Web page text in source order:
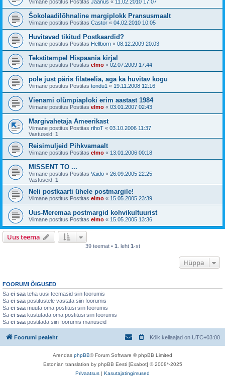
Viimane postitus Postitas Jaanus « 11.02.2010 17:07
Šokolaadilõhnaline margiplokk Pransusmaalt
Viimane postitus Postitas Castor « 04.02.2010 10:05
Huvitavad tikitud Postkaardid?
Viimane postitus Postitas Hellborn « 08.12.2009 20:03
Tekstitempel Hispaania kirjal
Viimane postitus Postitas elmo « 02.07.2009 17:44
pole just päris filateelia, aga ka huvitav kogu
Viimane postitus Postitas tondu1 « 19.11.2008 12:16
Vienami olümpiaploki erim aastast 1984
Viimane postitus Postitas elmo « 03.01.2007 02:43
Margivahetaja Ameerikast
Viimane postitus Postitas rihoT « 03.10.2006 11:37
Vastuseid: 1
Reisimuljeid Pihkvamaalt
Viimane postitus Postitas elmo « 13.01.2006 00:18
MISSENT TO ...
Viimane postitus Postitas Vaido « 26.09.2005 22:25
Vastuseid: 1
Neli postkaarti ühele postmargile!
Viimane postitus Postitas elmo « 15.05.2005 23:39
Uus-Meremaa postmargid kohvikultuurist
Viimane postitus Postitas elmo « 15.05.2005 13:36
Uus teema
39 teemat • 1 . leht 1-st
Hüppa
FOORUMI ÕIGUSED
Sa ei saa teha uusi teemasid siin foorumis
Sa ei saa postitustele vastata siin foorumis
Sa ei saa muuta oma postitusi siin foorumis
Sa ei saa kustutada oma postitusi siin foorumis
Sa ei saa postitada siin foorumis manuseid
Foorumi pealeht Kõik kellaajad on UTC+03:00
Arendas phpBB® Forum Software © phpBB Limited
Estonian translation by phpBB Eesti [Exabot] © 2008*-2025
Privaatsus | Kasutajatingimused